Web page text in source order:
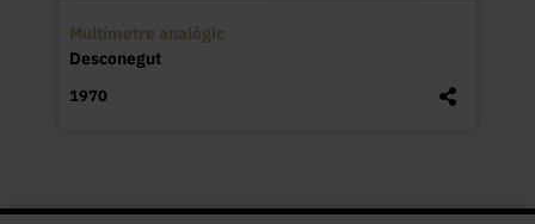
Multímetre analògic
Desconegut
1970